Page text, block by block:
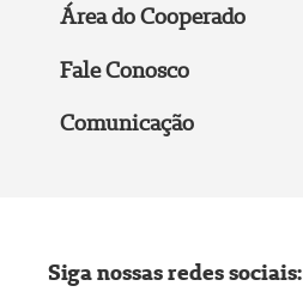
Área do Cooperado
Fale Conosco
Comunicação
Siga nossas redes sociais: